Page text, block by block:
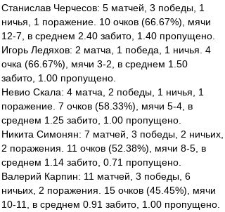
Станислав Черчесов: 5 матчей, 3 победы, 1
ничья, 1 поражение. 10 очков (66.67%), мячи
12-7, в среднем 2.40 забито, 1.40 пропущено.
Игорь Ледяхов: 2 матча, 1 победа, 1 ничья. 4
очка (66.67%), мячи 3-2, в среднем 1.50
забито, 1.00 пропущено.
Невио Скала: 4 матча, 2 победы, 1 ничья, 1
поражение. 7 очков (58.33%), мячи 5-4, в
среднем 1.25 забито, 1.00 пропущено.
Никита Симонян: 7 матчей, 3 победы, 2 ничьих,
2 поражения. 11 очков (52.38%), мячи 8-5, в
среднем 1.14 забито, 0.71 пропущено.
Валерий Карпин: 11 матчей, 3 победы, 6
ничьих, 2 поражения. 15 очков (45.45%), мячи
10-11, в среднем 0.91 забито, 1.00 пропущено.